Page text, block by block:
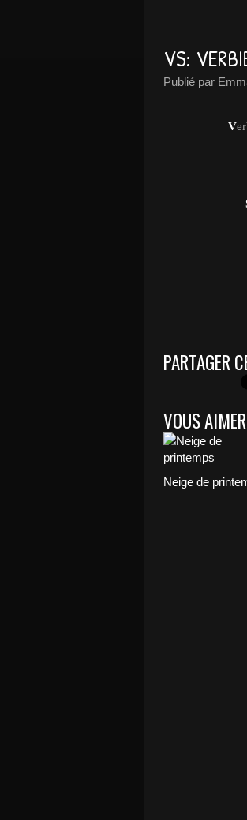
VS:
Publié par
V
PARTAGER
VOUS
Neige de